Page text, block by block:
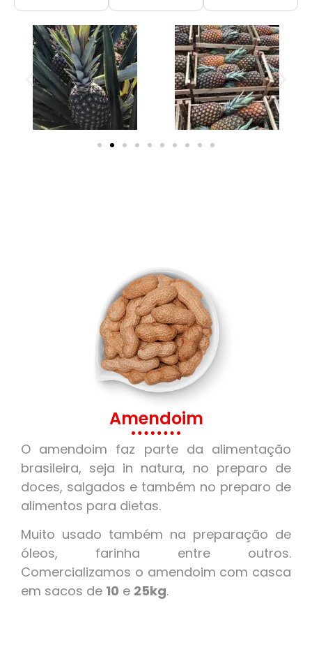
Amendoim
O amendoim faz parte da alimentação
brasileira, seja in natura, no preparo de
doces, salgados e também no preparo de
alimentos para dietas.
Muito usado também na preparação de
óleos, farinha entre outros.
Comercializamos o amendoim com casca
em sacos de 10 e 25kg.